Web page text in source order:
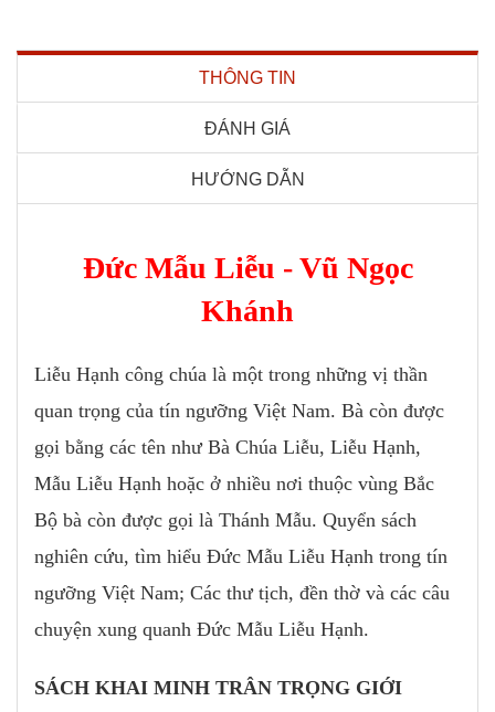
THÔNG TIN
ĐÁNH GIÁ
HƯỚNG DẪN
Đức Mẫu Liễu - Vũ Ngọc
Khánh
Liễu Hạnh công chúa là một trong những vị thần
quan trọng của tín ngưỡng Việt Nam. Bà còn được
gọi bằng các tên như Bà Chúa Liễu, Liễu Hạnh,
Mẫu Liễu Hạnh hoặc ở nhiều nơi thuộc vùng Bắc
Bộ bà còn được gọi là Thánh Mẫu. Quyển sách
nghiên cứu, tìm hiểu Đức Mẫu Liễu Hạnh trong tín
ngưỡng Việt Nam; Các thư tịch, đền thờ và các câu
chuyện xung quanh Đức Mẫu Liễu Hạnh.
SÁCH KHAI MINH TRÂN TRỌNG GIỚI